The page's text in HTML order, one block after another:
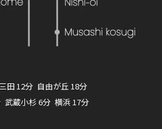
田 12分 自由が丘 18分
武蔵小杉 6分 横浜 17分